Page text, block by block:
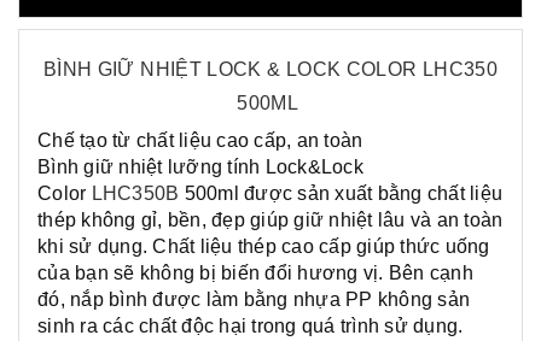
BÌNH GIỮ NHIỆT LOCK & LOCK COLOR LHC350
500ML
Chế tạo từ chất liệu cao cấp, an toàn
Bình giữ nhiệt lưỡng tính Lock&Lock
Color LHC350B ​ 500ml được sản xuất bằng chất liệu
thép không gỉ, bền, đẹp giúp giữ nhiệt lâu và an toàn
khi sử dụng. Chất liệu thép cao cấp giúp thức uống
của bạn sẽ không bị biến đổi hương vị. Bên cạnh
đó, nắp bình được làm bằng nhựa PP không sản
sinh ra các chất độc hại trong quá trình sử dụng.